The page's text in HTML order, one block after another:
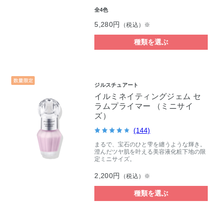
全4色
5,280円 （税込）※
種類を選ぶ
ジルスチュアート
イルミネイティングジェム セ
ラムプライマー （ミニサイ
ズ）
(144)
まるで、宝石のひと雫を纏うような輝き。
澄んだツヤ肌を叶える美容液化粧下地の限
定ミニサイズ。
2,200円 （税込）※
種類を選ぶ